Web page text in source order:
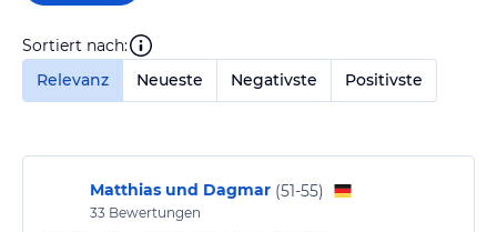
Sortiert nach:
Relevanz
Neueste Negativste Positivste
Matthias und Dagmar (51-55)
33 Bewertungen